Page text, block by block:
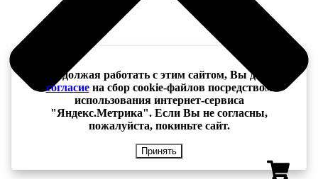
Продолжая работать с этим сайтом, Вы даёте
согласиена сбор cookie-файлов посредством
использования интернет-сервиса
"Яндекс.Метрика". Если Вы не согласны,
пожалуйста, покиньте сайт.
Принять